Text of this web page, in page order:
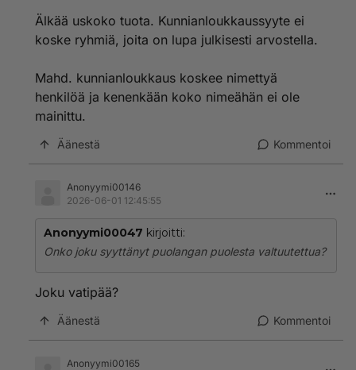
Älkää uskoko tuota. Kunnianloukkaussyyte ei
koske ryhmiä, joita on lupa julkisesti arvostella.
Mahd. kunnianloukkaus koskee nimettyä
henkilöä ja kenenkään koko nimeähän ei ole
mainittu.
Äänestä Kommentoi
Anonyymi00146
2026-06-01 12:45:55
Anonyymi00047 kirjoitti:
Onko joku syyttänyt puolangan puolesta valtuutettua?
Joku vatipää?
Äänestä Kommentoi
Anonyymi00165